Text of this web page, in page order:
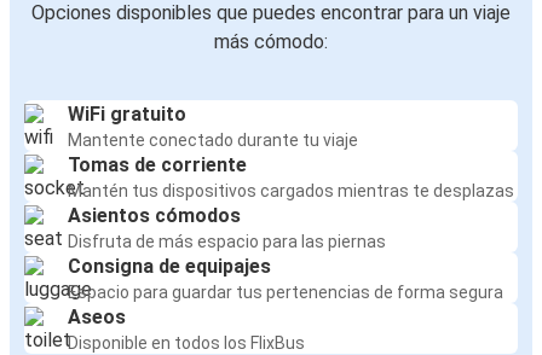
Opciones disponibles que puedes encontrar para un viaje
más cómodo:
WiFi gratuito
Mantente conectado durante tu viaje
Tomas de corriente
Mantén tus dispositivos cargados mientras te desplazas
Asientos cómodos
Disfruta de más espacio para las piernas
Consigna de equipajes
Espacio para guardar tus pertenencias de forma segura
Aseos
Disponible en todos los FlixBus